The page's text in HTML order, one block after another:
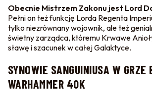
Obecnie Mistrzem Zakonu jest Lord
Pełni on też funkcję Lorda Regenta
tylko niezrównany wojownik, ale też
świetny zarządca, któremu Krwawe
sławę i szacunek w całej Galaktyce.
SYNOWIE SANGUINIUSA W
WARHAMMER 40K